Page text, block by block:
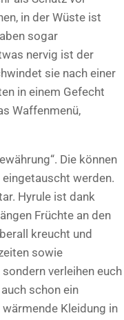
in der Wüste ist
sogar
nervig ist der
sie nach einer
in einem Gefecht
Waffenmenü,
Die können
werden.
Hyrule ist dank
Früchte an den
kreucht und
sowie
verleihen euch
schon ein
Kleidung in